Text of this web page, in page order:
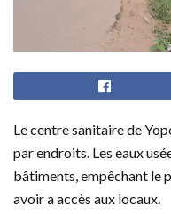
Le centre sanitaire de
par endroits. Les eaux
bâtiments, empêchant le
avoir a accès aux locaux.